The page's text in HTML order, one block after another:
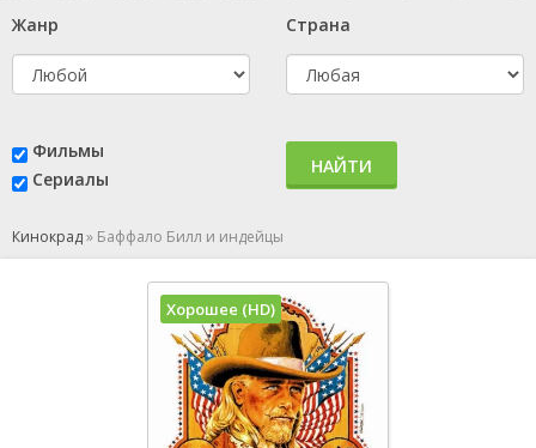
Жанр Страна
Фильмы
Сериалы
НАЙТИ
Кинокрад» Баффало Билл и индейцы
Хорошее (HD)